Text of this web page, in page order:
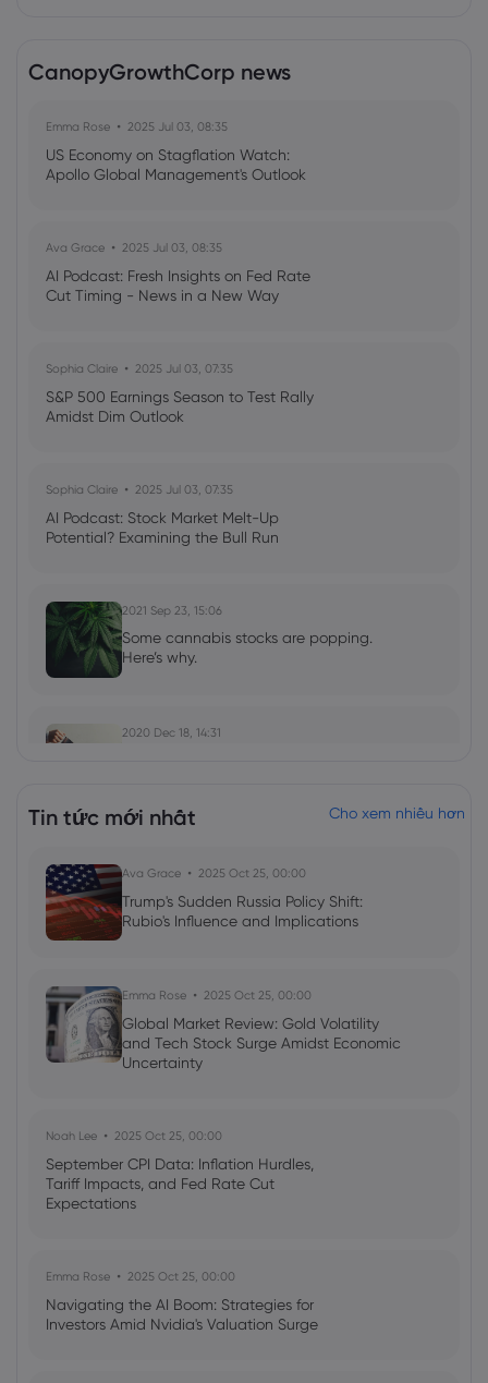
CanopyGrowthCorp news
Emma Rose 2025 Jul 03, 08:35
US Economy on Stagflation Watch:
Apollo Global Management's Outlook
Ava Grace 2025 Jul 03, 08:35
AI Podcast: Fresh Insights on Fed Rate
Cut Timing - News in a New Way
Sophia Claire 2025 Jul 03, 07:35
S&P 500 Earnings Season to Test Rally
Amidst Dim Outlook
Sophia Claire 2025 Jul 03, 07:35
AI Podcast: Stock Market Melt-Up
Potential? Examining the Bull Run
2021 Sep 23, 15:06
Some cannabis stocks are popping.
Here’s why.
2020 Dec 18, 14:31
Tin tức mới nhất Cho xem nhiều hơn
Ava Grace 2025 Oct 25, 00:00
Trump's Sudden Russia Policy Shift:
Rubio's Influence and Implications
Emma Rose 2025 Oct 25, 00:00
Global Market Review: Gold Volatility
and Tech Stock Surge Amidst Economic
Uncertainty
Noah Lee 2025 Oct 25, 00:00
September CPI Data: Inflation Hurdles,
Tariff Impacts, and Fed Rate Cut
Expectations
Emma Rose 2025 Oct 25, 00:00
Navigating the AI Boom: Strategies for
Investors Amid Nvidia's Valuation Surge